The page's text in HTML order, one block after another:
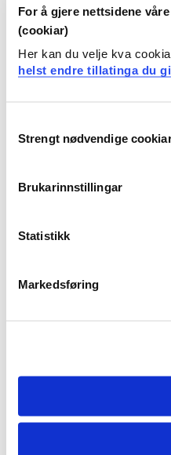
For å gjere nettsidene
(cookiar)
Her kan du velje kva
helst endre tillatinga du
Selection
Strengt nødvendige
Brukarinnstillingar
Statistikk
Markedsføring
Publikasjonar
A case study of the
Marcin Andrzej Fojcik, Bjarte
Martyna Katarzyna Fojcik
uavhengig av type
Irene Sjursen, Ole Tormod
The Impact of Pre-